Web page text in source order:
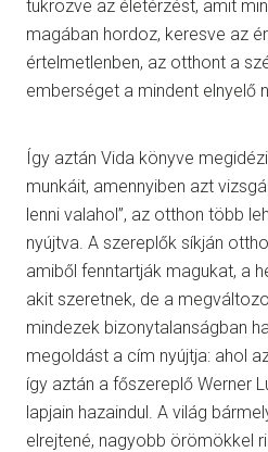
tükrözve az életérzést, amit
magában hordoz, keresve az
értelmetlenben, az otthont a
emberséget a mindent elnyelő
Így aztán Vida könyve
munkáit, amennyiben azt
lenni valahol”, az otthon több
nyújtva. A szereplők síkján
amiből fenntartják magukat, a
akit szeretnek, de a
mindezek bizonytalanságban
megoldást a cím nyújtja: ahol
így aztán a főszereplő Werner
lapjain hazaindul. A világ
elrejtené, nagyobb örömökkel